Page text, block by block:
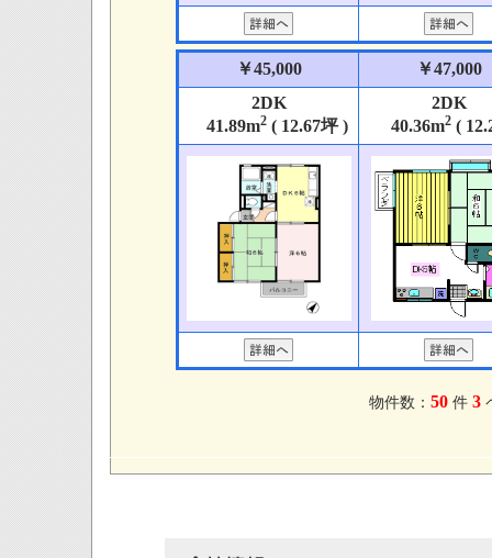
￥45,000
￥47,000
2DK
41.89m2 ( 12.67坪 )
2DK
40.36m2 (
物件数： 50件 3